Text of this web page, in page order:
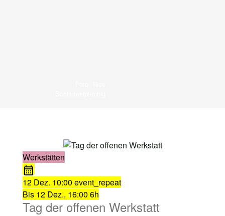
Werkstätten
12 Dez. 10:00 event_repeat
Bis 12 Dez., 16:00 6h
Tag der offenen Werkstatt